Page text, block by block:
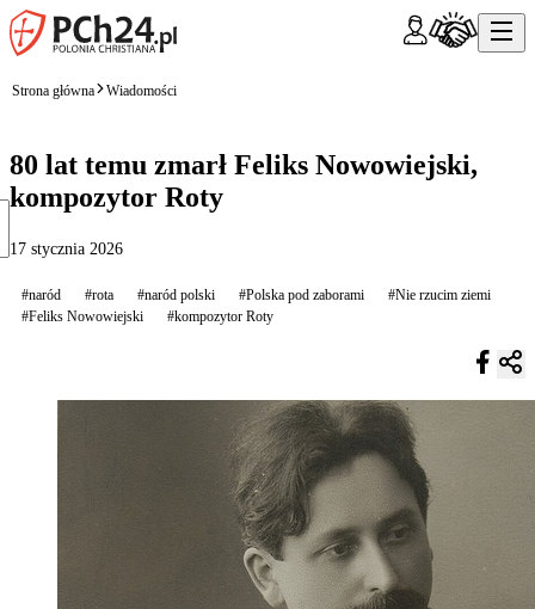
Strona główna Wiadomości
80 lat temu zmarł Feliks Nowowiejski,
kompozytor Roty
17 stycznia 2026
#naród #rota #naród polski #Polska pod zaborami
#Nie rzucim ziemi
#Feliks Nowowiejski
#kompozytor Roty